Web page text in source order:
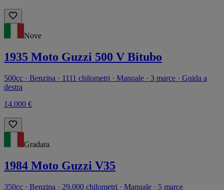
Nove
1935 Moto Guzzi 500 V Bitubo
500cc · Benzina · 1111 chilometri · Manuale · 3 marce · Guida a
destra
14.000 €
Gradara
1984 Moto Guzzi V35
350cc · Benzina · 29.000 chilometri · Manuale · 5 marce